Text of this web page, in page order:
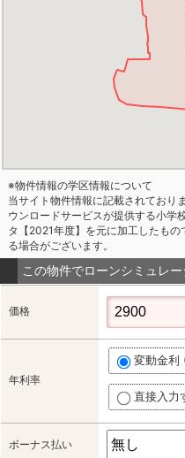
※物件情報の学区情報について
当サイト物件情報に記載されており
ウンロードサービスが提供する小学
タ【2021年度】を元に加工したも
る場合がございます。
この物件でローンシミュレ
価格
年利率
変動金利
直接入力
ボーナス払い